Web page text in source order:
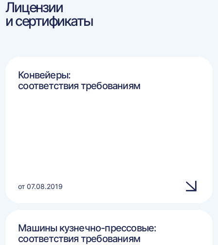
Лицензии
и сертификаты
Конвейеры:
соответствия требованиям
от 07.08.2019
Машины кузнечно-прессовые:
соответствия требованиям